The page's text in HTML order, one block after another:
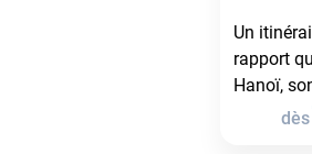
Un
rapport
Hanoï,
dès